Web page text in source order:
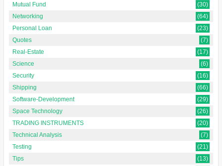
Mutual Fund
(30)
Networking
(64)
Personal Loan
(23)
Quotes
(7)
Real-Estate
(17)
Science
(6)
Security
(16)
Shipping
(66)
Software-Development
(29)
Space Technology
(26)
TRADING INSTRUMENTS
(20)
Technical Analysis
(7)
Testing
(21)
Tips
(13)